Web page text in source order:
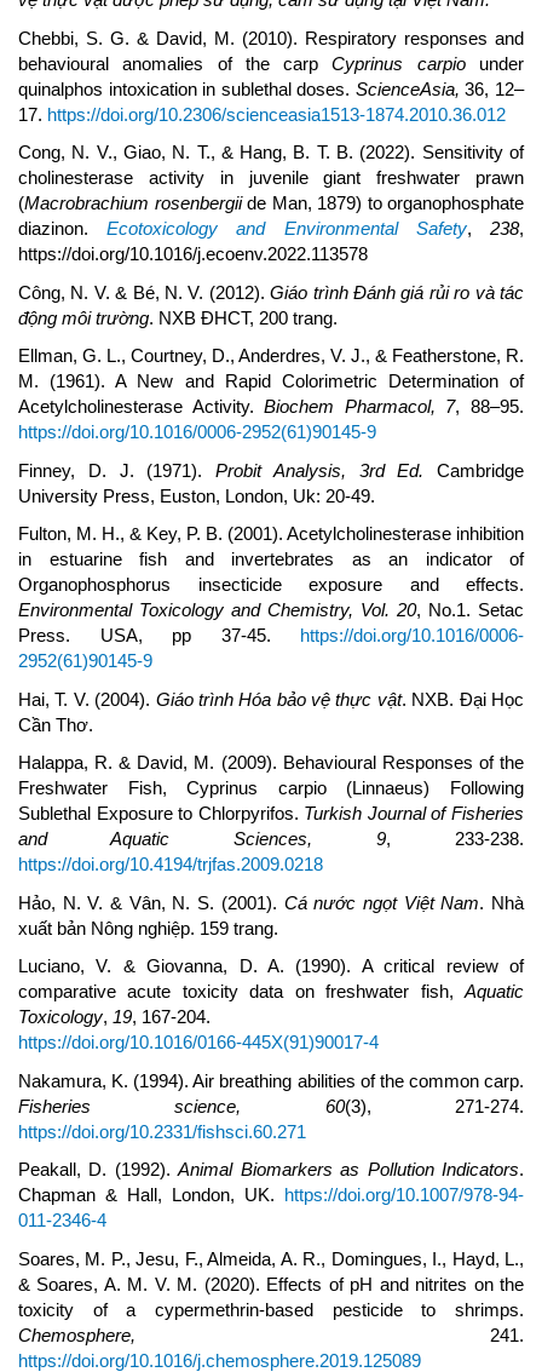
Chebbi, S. G. & David, M. (2010). Respiratory responses and
behavioural anomalies of the carpCyprinus carpiounder
quinalphos intoxication in sublethal doses. ScienceAsia, 36, 12–
17. https://doi.org/10.2306/scienceasia1513-1874.2010.36.012
Cong, N. V., Giao, N. T., & Hang, B. T. B. (2022). Sensitivity of
cholinesterase activity in juvenile giant freshwater prawn
(Macrobrachium rosenbergiide Man, 1879) to organophosphate
diazinon.
Ecotoxicology and Environmental Safety, 238,
https://doi.org/10.1016/j.ecoenv.2022.113578
Công, N. V. & Bé, N. V. (2012).Giáo trình Đánh giá rủi ro và tác
động môi trường. NXB ĐHCT, 200 trang.
Ellman, G. L., Courtney, D., Anderdres, V. J., & Featherstone, R.
M. (1961). A New and Rapid Colorimetric Determination of
Acetylcholinesterase Activity.Biochem Pharmacol, 7, 88–95.
https://doi.org/10.1016/0006-2952(61)90145-9
Finney, D. J. (1971). Probit Analysis, 3rd Ed. Cambridge
University Press, Euston, London, Uk: 20-49.
Fulton, M. H., & Key, P. B. (2001). Acetylcholinesterase inhibition
in estuarine fish and invertebrates as an indicator of
Organophosphorus insecticide exposure and effects.
Environmental Toxicology and Chemistry, Vol. 20, No.1. Setac
Press. USA, pp 37-45. https://doi.org/10.1016/0006-
2952(61)90145-9
Hai, T. V. (2004). Giáo trình Hóa bảo vệ thực vật. NXB. Đại Học
Cần Thơ.
Halappa, R. & David, M. (2009). Behavioural Responses of the
Freshwater Fish, Cyprinus carpio (Linnaeus) Following
Sublethal Exposure to Chlorpyrifos. Turkish Journal of Fisheries
and Aquatic Sciences, 9, 233-238.
https://doi.org/10.4194/trjfas.2009.0218
Hảo, N. V. & Vân, N. S. (2001). Cá nước ngọt Việt Nam. Nhà
xuất bản Nông nghiệp. 159 trang.
Luciano, V. & Giovanna, D. A. (1990). A critical review of
comparative acute toxicity data on freshwater fish, Aquatic
Toxicology, 19, 167-204.
https://doi.org/10.1016/0166-445X(91)90017-4
Nakamura, K. (1994). Air breathing abilities of the common carp.
Fisheries science, 60(3), 271-274.
https://doi.org/10.2331/fishsci.60.271
Peakall, D. (1992).Animal Biomarkers as Pollution Indicators.
Chapman & Hall, London, UK. https://doi.org/10.1007/978-94-
011-2346-4
Soares, M. P., Jesu, F., Almeida, A. R., Domingues, I., Hayd, L.,
& Soares, A. M. V. M. (2020). Effects of pH and nitrites on the
toxicity of a cypermethrin-based pesticide to shrimps.
Chemosphere, 241.
https://doi.org/10.1016/j.chemosphere.2019.125089